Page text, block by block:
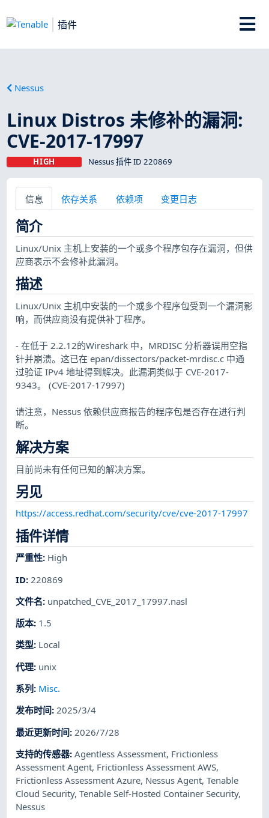
插件
Nessus
Linux Distros 未修补的漏洞:
CVE-2017-17997
HIGH Nessus 插件 ID 220869
信息 依存关系 依赖项 变更日志
简介
Linux/Unix 主机上安装的一个或多个程序包存在漏洞，但供
应商表示不会修补此漏洞。
描述
Linux/Unix 主机中安装的一个或多个程序包受到一个漏洞影
响，而供应商没有提供补丁程序。
- 在低于 2.2.12的Wireshark 中，MRDISC 分析器误用空指
针并崩溃。这已在 epan/dissectors/packet-mrdisc.c 中通
过验证 IPv4 地址得到解决。此漏洞类似于 CVE-2017-
9343。 (CVE-2017-17997)
请注意，Nessus 依赖供应商报告的程序包是否存在进行判
断。
解决方案
目前尚未有任何已知的解决方案。
另见
https://access.redhat.com/security/cve/cve-2017-17997
插件详情
严重性: High
ID: 220869
文件名: unpatched_CVE_2017_17997.nasl
版本: 1.5
类型: Local
代理: unix
系列 : Misc.
发布时间:2025/3/4
最近更新时间: 2026/7/28
支持的传感器:Agentless Assessment, Frictionless
Assessment Agent, Frictionless Assessment AWS,
Frictionless Assessment Azure, Nessus Agent,Tenable
Cloud Security,Tenable Self-Hosted Container Security,
Nessus